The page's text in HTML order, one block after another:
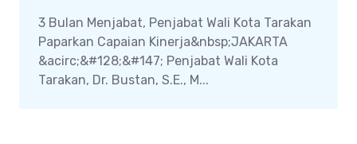
3 Bulan Menjabat, Penjabat Wali Kota Tarakan
Paparkan Capaian Kinerja&nbsp;JAKARTA
&acirc;&#128;&#147; Penjabat Wali Kota
Tarakan, Dr. Bustan, S.E., M...